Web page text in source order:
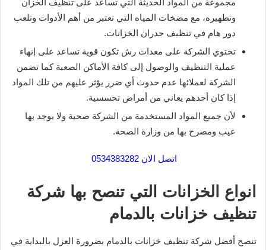
مجموعة من المواد الحديثة التي تساعد على تنظيف الخزان
وتطهيره، مع مضخات المياه التي تعتبر من أهم الأدوات وتلعب
دور هام في تنظيف جدران الخزانات.
تحتوي الشركة على معدات رش تكون قوية تساعد على إنهاء
عملية التنظيف والوصول إلى كافة الأماكن الصعبة كما تضمن
الشركة لعملائها عدم حدوث أي ضرر يؤثر عليهم من تلك المواد
إذا كان أحدهم يعاني من أمراض تحسسية.
لأن جميع المواد المستخدمة من الشركة صحية ولا يوجد بها
عيب ومصرح بها من وزارة الصحة.
اتصل الان 0534383282
انواع الخزانات التي تنصح بها شركة
تنظيف خزانات بالدمام
تنصح أفضل شركة تنظيف خزانات بالدمام بضرورة العزل بالبداية في